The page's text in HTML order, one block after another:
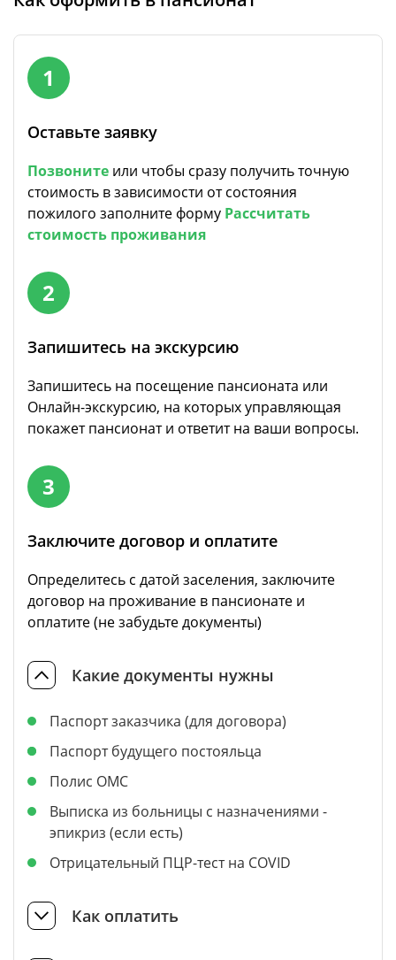
1
Оставьте заявку
Позвоните или чтобы сразу получить точную
стоимость в зависимости от состояния
пожилого заполните форму Рассчитать
стоимость проживания
2
Запишитесь на экскурсию
Запишитесь на посещение пансионата или
Онлайн-экскурсию, на которых управляющая
покажет пансионат и ответит на ваши вопросы.
3
Заключите договор и оплатите
Определитесь с датой заселения, заключите
договор на проживание в пансионате и
оплатите (не забудьте документы)
Какие документы нужны
Паспорт заказчика (для договора)
Паспорт будущего постояльца
Полис ОМС
Выписка из больницы с назначениями -
эпикриз (если есть)
Отрицательный ПЦР-тест на COVID
Как оплатить